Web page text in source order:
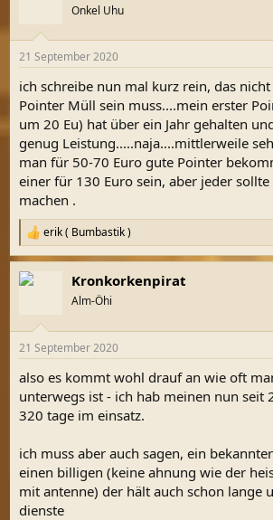
Onkel Uhu
21 September 2020
ich schreibe nun mal kurz rein, das
Pointer Müll sein muss....mein erster
um 20 Eu) hat über ein Jahr gehalten
genug Leistung.....naja....mittlerweile
man für 50-70 Euro gute Pointer
einer für 130 Euro sein, aber jeder
machen .
R
e
a
k
e
:
erik ( Bumbastik )
Kronkorkenpirat
Alm-Öhi
21 September 2020
also es kommt wohl drauf an wie oft
unterwegs ist - ich hab meinen nun seit
320 tage im einsatz.
ich muss aber auch sagen, ein
einen billigen (keine ahnung wie der
mit antenne) der hält auch schon lange
dienste